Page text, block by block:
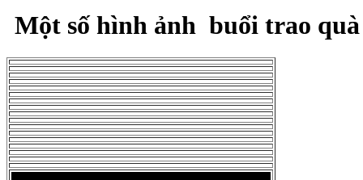
Một số hình ảnh buổi trao quà